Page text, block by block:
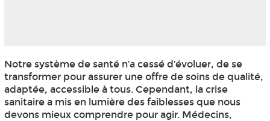
Notre système de santé n’a cessé d’évoluer, de se
transformer pour assurer une offre de soins de qualité,
adaptée, accessible à tous. Cependant, la crise
sanitaire a mis en lumière des faiblesses que nous
devons mieux comprendre pour agir. Médecins,